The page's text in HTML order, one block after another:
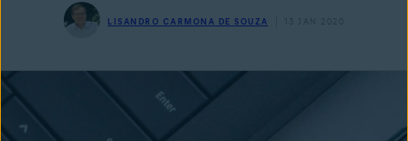
LISANDRO CARMONA DE SOUZA 13 JAN 2020